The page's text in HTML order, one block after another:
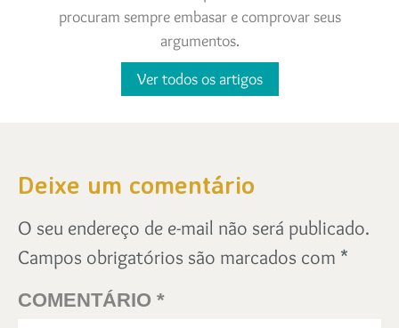
procuram sempre embasar e comprovar seus
argumentos.
Ver todos os artigos
Deixe um comentário
O seu endereço de e-mail não será publicado.
Campos obrigatórios são marcados com *
COMENTÁRIO *